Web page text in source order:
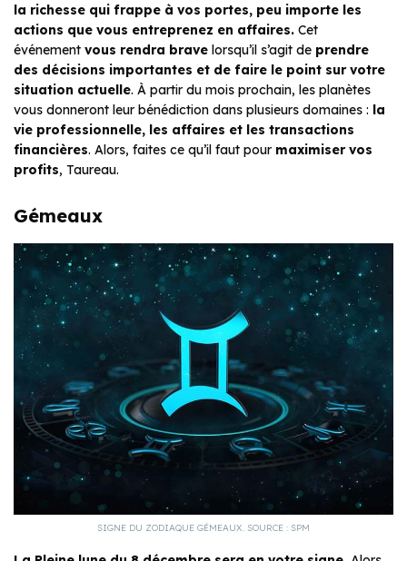
la richesse qui frappe à vos portes, peu importe les
actions que vous entreprenez en affaires. Cet
événement vous rendra brave lorsqu’il s’agit de prendre
des décisions importantes et de faire le point sur votre
situation actuelle. À partir du mois prochain, les planètes
vous donneront leur bénédiction dans plusieurs domaines : la
vie professionnelle, les affaires et les transactions
financières. Alors, faites ce qu’il faut pour maximiser vos
profits, Taureau.
Gémeaux
SIGNE DU ZODIAQUE GÉMEAUX. SOURCE : SPM